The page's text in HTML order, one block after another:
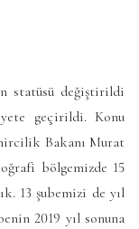
statüsü değiştirildi
geçirildi. Konu
Bakanı Murat
bölgemizde 15
13 şubemizi de yıl
2019 yıl sonuna